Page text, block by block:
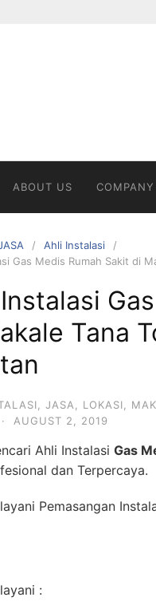
ABOUT US
Ahli Instalasi
Gas Medis Rumah Sakit di
Tana
JASA LOKASI
· AUGUST 2, 2019
Ahli Instalasi Gas
dan Terpercaya.
Pemasangan
: